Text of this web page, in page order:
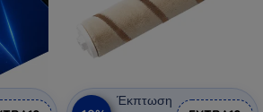
Έκπτωση